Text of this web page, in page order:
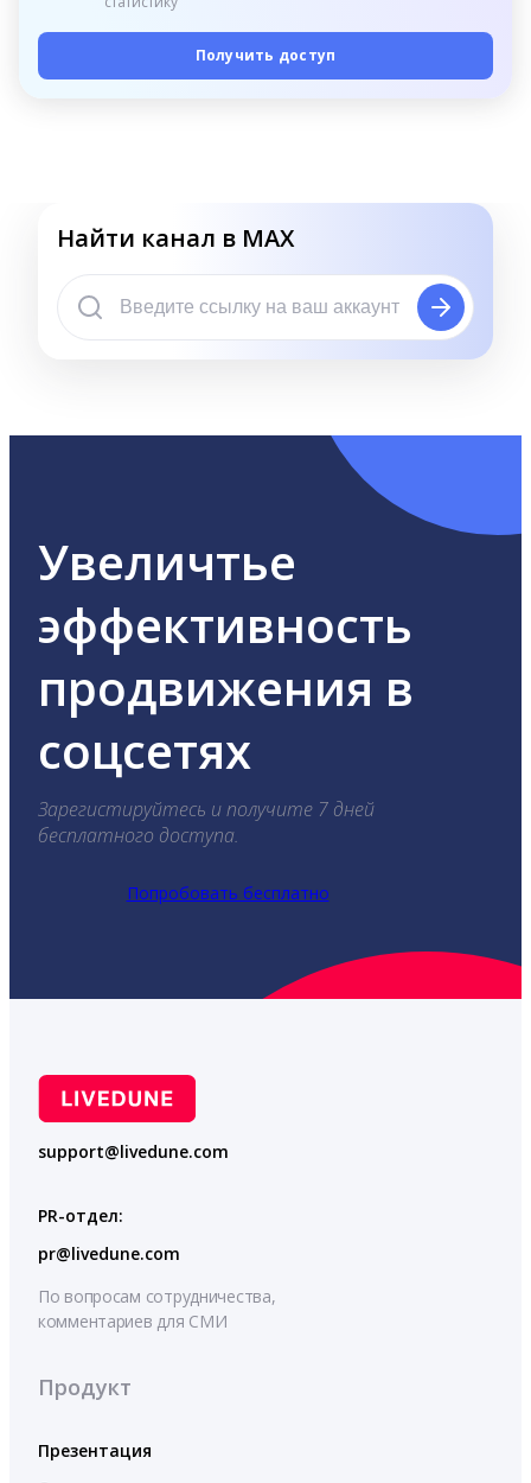
Получить доступ
Найти канал в MAX
Увеличтье
эффективность
продвижения в
соцсетях
Зарегистируйтесь и получите 7 дней
бесплатного доступа.
Попробовать бесплатно
support@livedune.com
PR-отдел:
pr@livedune.com
По вопросам сотрудничества,
комментариев для СМИ
Продукт
Презентация